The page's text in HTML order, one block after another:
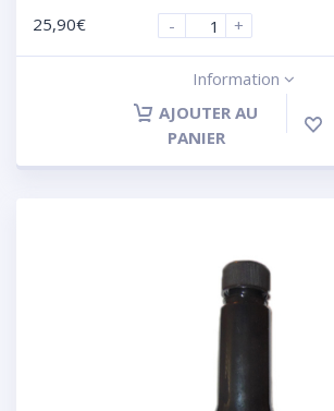
25,90€
-
+
Information
AJOUTER AU
PANIER